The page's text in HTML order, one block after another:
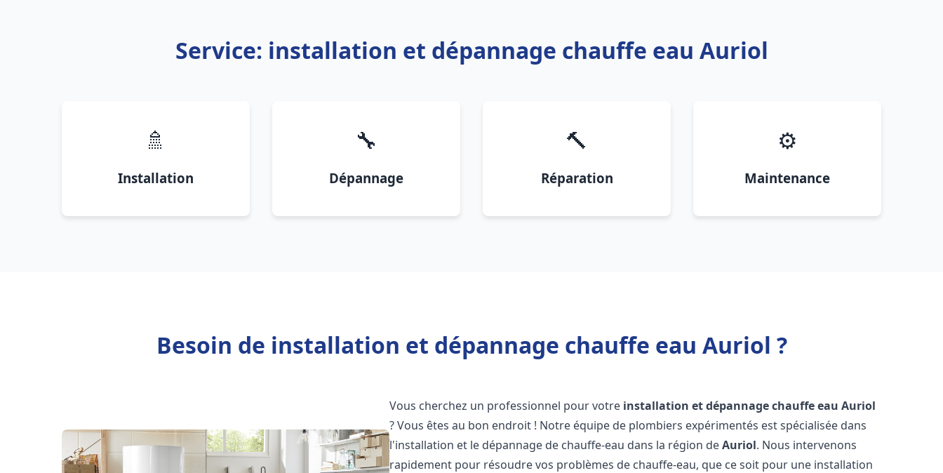
Service: installation et dépannage chauffe eau Auriol
🚿
Installation
🔧
Dépannage
🔨
Réparation
⚙️
Maintenance
Besoin de installation et dépannage chauffe eau Auriol ?
Vous cherchez un professionnel pour votre installation et dépannage chauffe eau Auriol
? Vous êtes au bon endroit ! Notre équipe de plombiers expérimentés est spécialisée dans
l'installation et le dépannage de chauffe-eau dans la région deAuriol. Nous intervenons
rapidement pour résoudre vos problèmes de chauffe-eau, que ce soit pour une installation